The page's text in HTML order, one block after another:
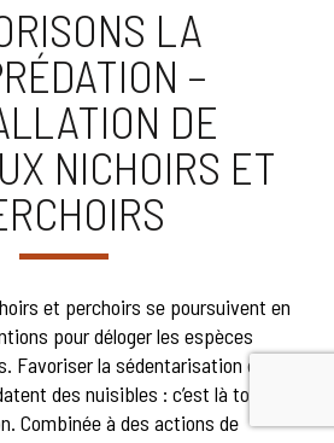
LA
–
DE
NICHOIRS ET
et perchoirs se poursuivent en
pour déloger les espèces
Favoriser la sédentarisation de
des nuisibles : c’est là tout
Combinée à des actions de